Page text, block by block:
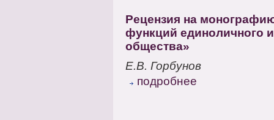
Рецензия на
функций единоличного
общества»
Е.В. Горбунов
подробнее